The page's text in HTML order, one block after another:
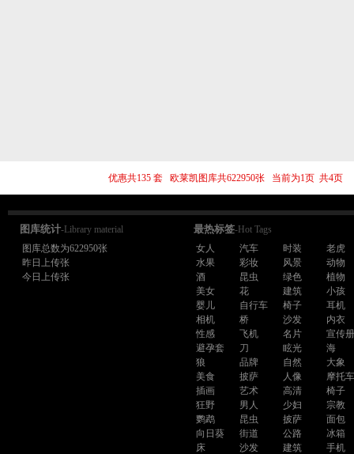
优惠共135 套 欧莱凯图库共622950张 当前为1页 共4
图库统计-Library material
图库总数为622950张
昨日上传张
今日上传张
最热标签-Hot Tags
女人
汽车 时装
老虎
水果
彩妆 风景
动物
酒
昆虫 绿色
植物
美女
花 建筑
小孩
婴儿
自行车 椅子
耳机
相机
桥 沙发
内衣
性感
飞机 名片
宣传册
避孕套
刀 眩光
海
狼
品牌 自然
大象
美食
披萨 人像
摩托车
插画
艺术 高清
椅子
狂野
男人 少妇
宗教
鹦鹉
昆虫 披萨
面包
向日葵
街道 公路
冰箱
床
沙发 建筑
手机